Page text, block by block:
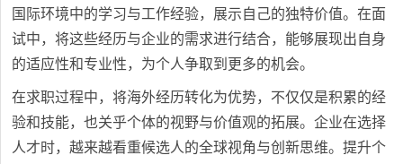
国际环境中的学习与工作经验，展示自己的独特价值。在面
试中，将这些经历与企业的需求进行结合，能够展现出自身
的适应性和专业性，为个人争取到更多的机会。
在求职过程中，将海外经历转化为优势，不仅仅是积累的经
验和技能，也关乎个体的视野与价值观的拓展。企业在选择
人才时，越来越看重候选人的全球视角与创新思维。提升个